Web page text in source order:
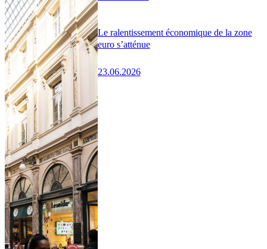
Le ralentissement économique de la zone
euro s’atténue
23.06.2026